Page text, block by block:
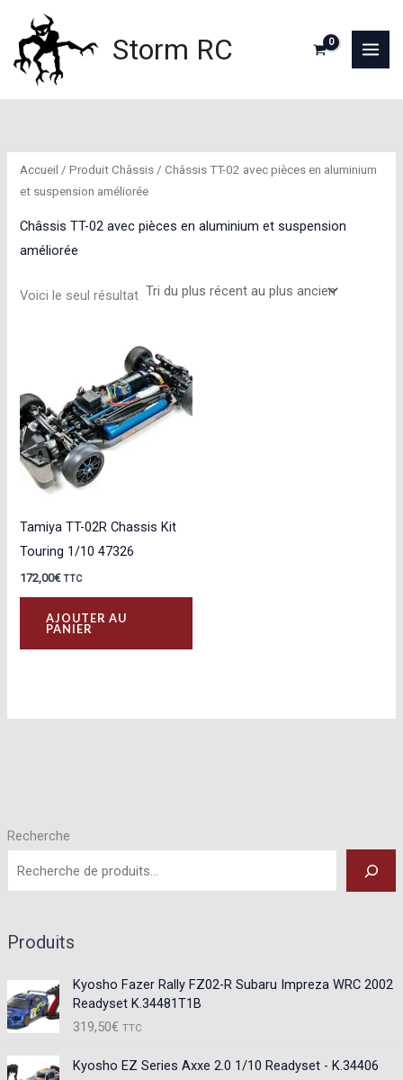
contenu
Storm RC
Recherche
Produits
Kyosho Fazer Rally FZ02-R Subaru Impreza WRC 2002
Readyset K.34481T1B
319,50€ TTC
Kyosho EZ Series Axxe 2.0 1/10 Readyset - K.34406
Accueil / Produit Châssis / Châssis TT-02 avec pièces en aluminium
et suspension améliorée
Châssis TT-02 avec pièces en aluminium et suspension
améliorée
Voici le seul résultat
Tamiya TT-02R Chassis Kit
Touring 1/10 47326
172,00€ TTC
AJOUTER AU
PANIER